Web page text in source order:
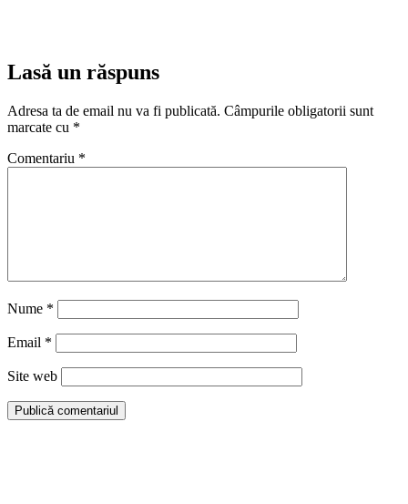
Lasă un răspuns
Adresa ta de email nu va fi publicată. Câmpurile obligatorii sunt
marcate cu *
Comentariu *
Nume *
Email *
Site web